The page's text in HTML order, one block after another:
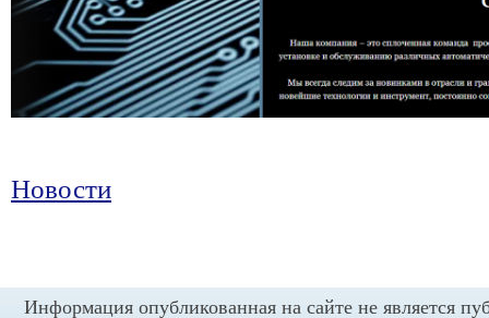
Новости
Информация опубликованная на сайте не является